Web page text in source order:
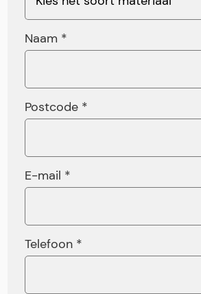
Naam *
Postcode *
E-mail *
Telefoon *